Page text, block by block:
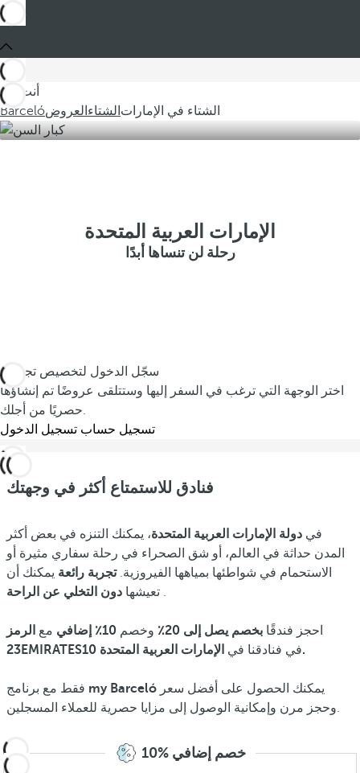
أنت في
Barcelóالعروض الشتاء الشتاء في الإمارات
الإمارات العربية المتحدة
رحلة لن تنساها أبدًا
سجّل الدخول لتخصيص تجربتك
حصريًا من أجلك.
تسجيل الدخول تسجيل حساب
فنادق للاستمتاع أكثر في وجهتك
في دولة الإمارات العربية المتحدة، يمكنك التنزه في بعض أكثر
المدن حداثة في العالم، أو شق الصحراء في رحلة سفاري مثيرة أو
الاستحمام في شواطئها بمياهها الفيروزية.تجربة رائعة يمكنك أن
تعيشها دون التخلي عن الراحة .
احجز فندقًا بخصم يصل إلى 20٪ وخصم 10٪ إضافي مع الرمز
23EMIRATES10
في فنادقنا فيالإمارات العربية المتحدة.
my Barceló
وحجز مرن وإمكانية الوصول إلى مزايا حصرية للعملاء المسجلين.
10% خصم إضافي